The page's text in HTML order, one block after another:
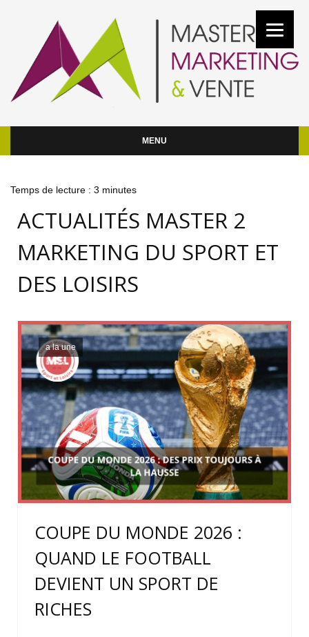
MENU
Temps de lecture : 3 minutes
ACTUALITÉS MASTER 2
MARKETING DU SPORT ET
DES LOISIRS
a la une
COUPE DU MONDE 2026 :
QUAND LE FOOTBALL
DEVIENT UN SPORT DE
RICHES